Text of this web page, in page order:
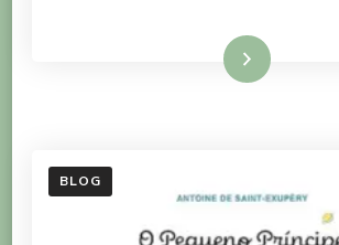
Ler mais
BLOG